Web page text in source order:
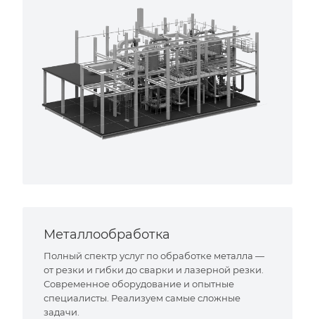
Металлообработка
Полный спектр услуг по обработке металла —
от резки и гибки до сварки и лазерной резки.
Современное оборудование и опытные
специалисты. Реализуем самые сложные
задачи.